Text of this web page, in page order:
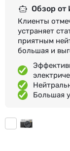
Обзор от
Клиенты
устраняет
приятным
большая и
Большая